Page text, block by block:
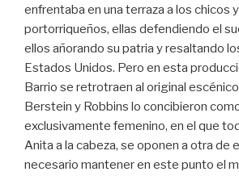
enfrentaba en una terraza a los chicos
portorriqueños, ellas defendiendo el
ellos añorando su patria y resaltando
Estados Unidos. Pero en esta
Barrio se retrotraen al original
Berstein y Robbins lo concibieron
exclusivamente femenino, en el que
Anita a la cabeza, se oponen a otra de
necesario mantener en este punto el